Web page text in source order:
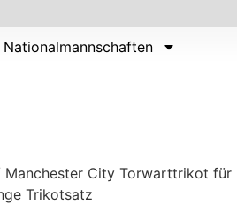
Nationalmannschaften
Manchester City Torwarttrikot für
Trikotsatz